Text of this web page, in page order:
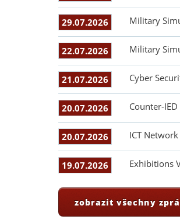
29.07.2026 Military
22.07.2026 Military
21.07.2026 Cyber
20.07.2026 Counter-
20.07.2026 ICT
19.07.2026 Exhibitions
zobrazit všechny